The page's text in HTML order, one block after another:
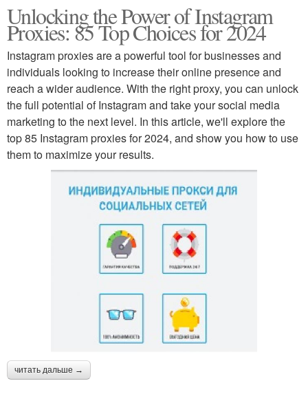
Unlocking the Power of Instagram
Proxies: 85 Top Choices for 2024
Instagram proxies are a powerful tool for businesses and
individuals looking to increase their online presence and
reach a wider audience. With the right proxy, you can unlock
the full potential of Instagram and take your social media
marketing to the next level. In this article, we'll explore the
top 85 Instagram proxies for 2024, and show you how to use
them to maximize your results.
читать дальше →